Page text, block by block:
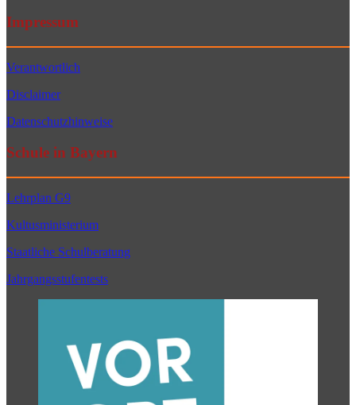
Impressum
Verantwortlich
Disclaimer
Datenschutzhinweise
Schule in Bayern
Lehrplan G9
Kultusministerium
Staatliche Schulberatung
Jahrgangsstufentests